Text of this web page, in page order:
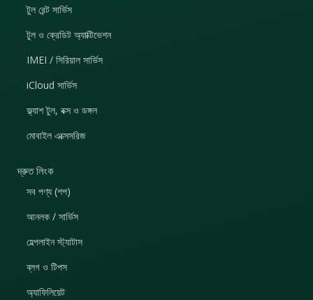
টুল রেন্ট সার্ভিস
টুল ও ক্রেডিট অ্যাক্টিভেশন
IMEI / সিরিয়াল সার্ভিস
iCloud সার্ভিস
ফ্ল্যাশ টুল, বক্স ও ডঙ্গল
মোবাইল এক্সেসরিজ
দ্রুত লিংক
সব পণ্য (শপ)
আনলক / সার্ভিস
হেল্পলাইন স্ট্যাটাস
ব্লগ ও টিপস
অ্যাফিলিয়েট